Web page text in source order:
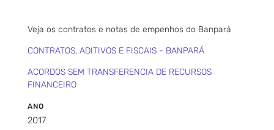
Veja os contratos e notas de empenhos do Banpará
CONTRATOS, ADITIVOS E FISCAIS - BANPARÁ
ACORDOS SEM TRANSFERENCIA DE RECURSOS
FINANCEIRO
ANO
2017